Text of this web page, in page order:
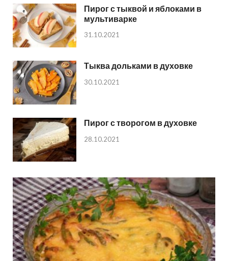
Пирог с тыквой и яблоками в
мультиварке
31.10.2021
Тыква дольками в духовке
30.10.2021
Пирог с творогом в духовке
28.10.2021